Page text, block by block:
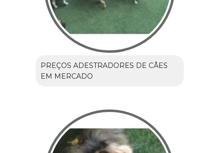
PREÇOS ADESTRADORES DE CÃES
EM MERCADO